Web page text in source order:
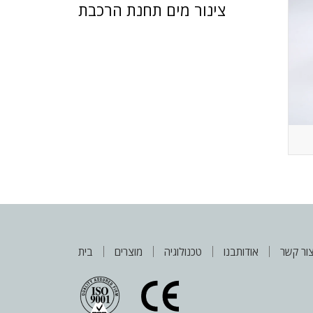
צינור מים תחנת הרכבת
בית מוצרים טכנולוגיה אודותבנו קשר